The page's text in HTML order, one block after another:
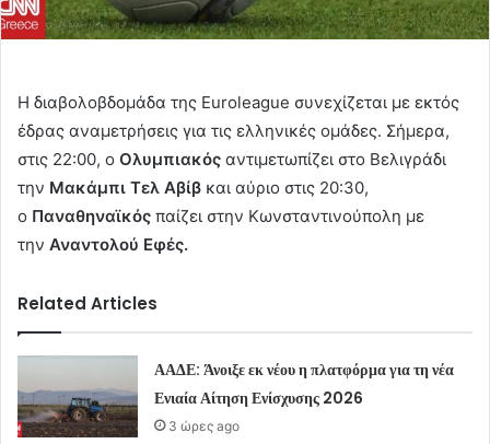
Η διαβολοβδομάδα της Euroleague συνεχίζεται με εκτός
έδρας αναμετρήσεις για τις ελληνικές ομάδες. Σήμερα,
στις 22:00, ο Ολυμπιακός αντιμετωπίζει στο Βελιγράδι
την Μακάμπι Τελ Αβίβ και αύριο στις 20:30,
ο Παναθηναϊκός παίζει στην Κωνσταντινούπολη με
την Αναντολού Εφές.
Related Articles
ΑΑΔΕ: Άνοιξε εκ νέου η πλατφόρμα για τη νέα
Ενιαία Αίτηση Ενίσχυσης 2026
3 ώρες ago